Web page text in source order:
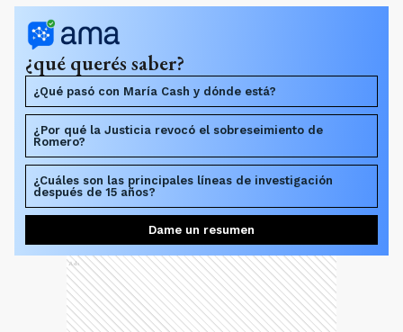
¿qué querés saber?
¿Qué pasó con María Cash y dónde está?
¿Por qué la Justicia revocó el sobreseimiento de
Romero?
¿Cuáles son las principales líneas de investigación
después de 15 años?
Dame un resumen
Ads